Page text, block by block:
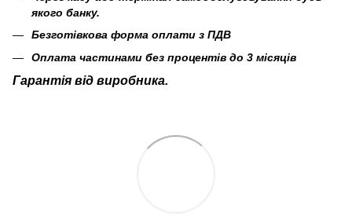
якого банку.
Безготівкова форма оплати з ПДВ
Оплата частинами без процентів до 3 місяців
Гарантія від виробника.